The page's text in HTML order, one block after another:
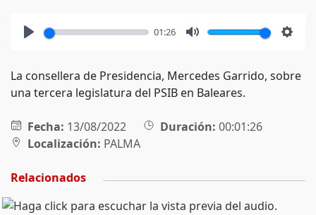
01:26
La consellera de Presidencia, Mercedes Garrido, sobre
una tercera legislatura del PSIB en Baleares.
Fecha: 13/08/2022 Duración: 00:01:26
Localización: PALMA
Relacionados